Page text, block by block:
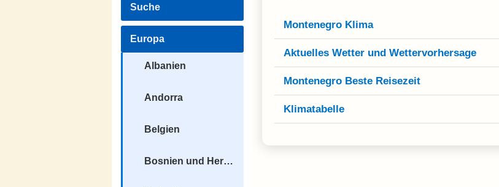
Suche
Europa
Albanien
Andorra
Belgien
Bosnien und Herzegowina
Montenegro Klima
Aktuelles Wetter und Wettervorhersage
Montenegro Beste Reisezeit
Klimatabelle